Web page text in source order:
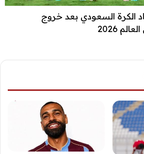
الكرة السعودي بعد خروج
2026